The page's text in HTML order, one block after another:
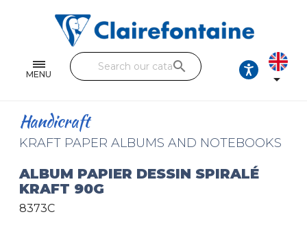
MENU
Single and double sheets
Fine arts
Handicraft
Pencil cases & Leather goods
search

Handicraft
KRAFT PAPER ALBUMS AND NOTEBOOKS
ALBUM PAPIER DESSIN SPIRALÉ
KRAFT 90G
8373C